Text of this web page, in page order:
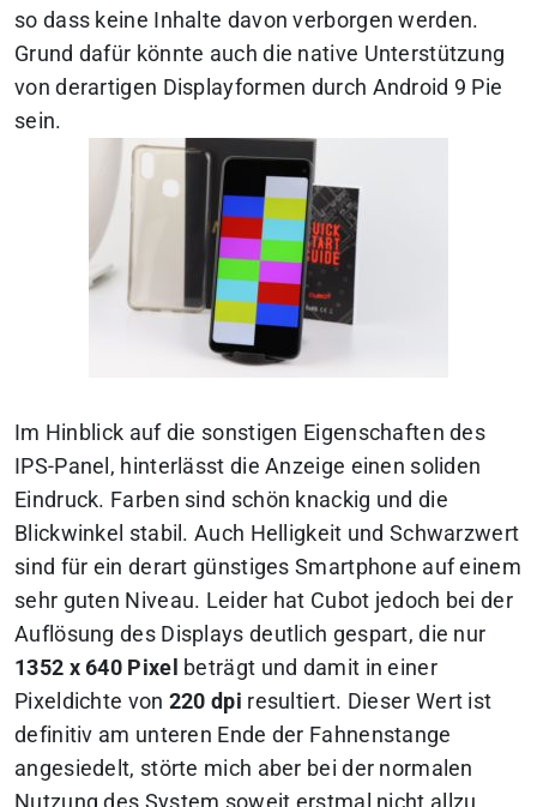
so dass keine Inhalte davon verborgen werden.
Grund dafür könnte auch die native Unterstützung
von derartigen Displayformen durch Android 9 Pie
sein.
Im Hinblick auf die sonstigen Eigenschaften des
IPS-Panel, hinterlässt die Anzeige einen soliden
Eindruck. Farben sind schön knackig und die
Blickwinkel stabil. Auch Helligkeit und Schwarzwert
sind für ein derart günstiges Smartphone auf einem
sehr guten Niveau. Leider hat Cubot jedoch bei der
Auflösung des Displays deutlich gespart, die nur
1352 x 640 Pixel beträgt und damit in einer
Pixeldichte von 220 dpi resultiert. Dieser Wert ist
definitiv am unteren Ende der Fahnenstange
angesiedelt, störte mich aber bei der normalen
Nutzung des System soweit erstmal nicht allzu